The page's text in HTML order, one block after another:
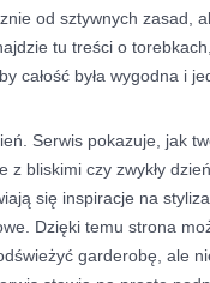
od sztywnych zasad,
tu treści o
całość była wygodna i
Serwis pokazuje, jak
z bliskimi czy zwykły
się inspiracje na
Dzięki temu strona
garderobę, ale